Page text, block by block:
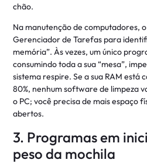
chão.
Na manutenção de computadores,
Gerenciador de Tarefas para
memória”. Às vezes, um único
consumindo toda a sua “mesa”,
sistema respire. Se a sua RAM está
80%, nenhum software de limpeza
o PC; você precisa de mais espaço
abertos.
3. Programas em
peso da mochila